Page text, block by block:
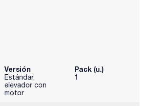
Versión
Estándar,
elevador con
motor
Pack (u.)
1